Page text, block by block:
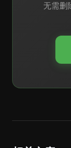
无需删